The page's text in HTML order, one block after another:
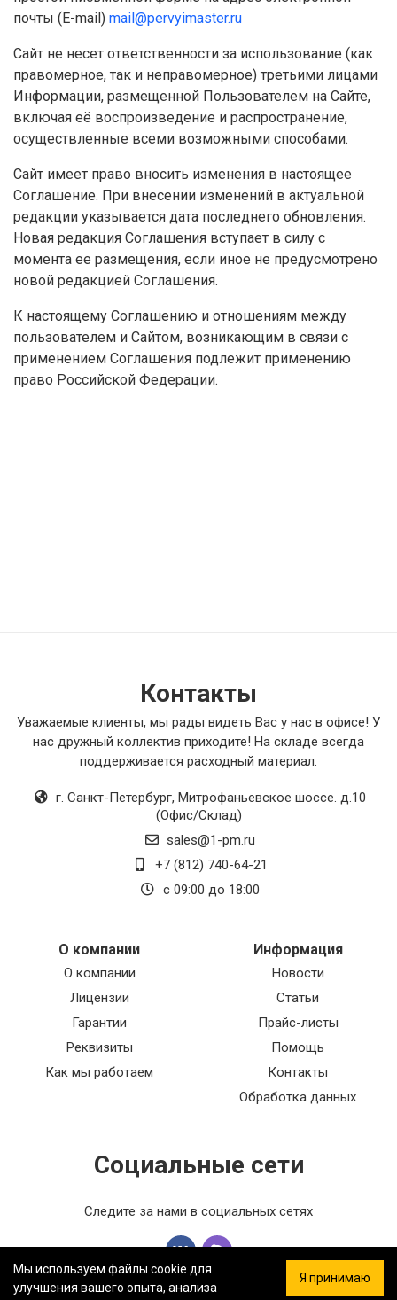
почты (E-mail) mail@pervyimaster.ru
Сайт не несет ответственности за использование (как
правомерное, так и неправомерное) третьими лицами
Информации, размещенной Пользователем на Сайте,
включая её воспроизведение и распространение,
осуществленные всеми возможными способами.
Сайт имеет право вносить изменения в настоящее
Соглашение. При внесении изменений в актуальной
редакции указывается дата последнего обновления.
Новая редакция Соглашения вступает в силу с
момента ее размещения, если иное не предусмотрено
новой редакцией Соглашения.
К настоящему Соглашению и отношениям между
пользователем и Сайтом, возникающим в связи с
применением Соглашения подлежит применению
право Российской Федерации.
Контакты
Уважаемые клиенты, мы рады видеть Вас у нас в офисе! У
нас дружный коллектив приходите! На складе всегда
поддерживается расходный материал.
г. Санкт-Петербург, Митрофаньевское шоссе. д.10
(Офис/Склад)
sales@1-pm.ru
+7 (812) 740-64-21
с 09:00 до 18:00
О компании
О компании
Лицензии
Гарантии
Реквизиты
Как мы работаем
Информация
Новости
Статьи
Прайс-листы
Помощь
Контакты
Обработка данных
Социальные сети
Следите за нами в социальных сетях
Мы используем файлы cookie для
улучшения вашего опыта, анализа
Я принимаю